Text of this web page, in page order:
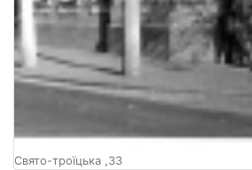
Свято-троїцька ,33